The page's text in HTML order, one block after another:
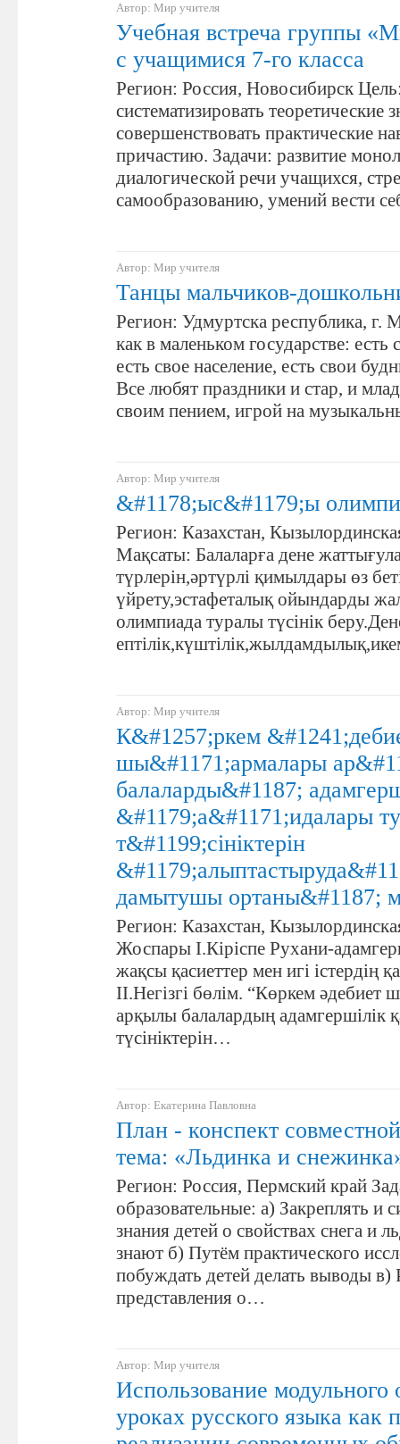
Автор: Мир учителя
Учебная встреча группы
с учащимися 7-го класса
Регион: Россия, Новосибирск
систематизировать теоретические
совершенствовать практические
причастию. Задачи: развитие
диалогической речи учащихся,
самообразованию, умений вести
Автор: Мир учителя
Танцы мальчиков-
Регион: Удмуртска республика, г.
как в маленьком государстве: есть
есть свое население, есть свои
Все любят праздники и стар, и
своим пением, игрой на
Автор: Мир учителя
&#1178;ыс&#1179;ы
Регион: Казахстан,
Мақсаты: Балаларға дене
түрлерін,әртүрлі қимылдары өз
үйрету,эстафеталық ойындарды
олимпиада туралы түсінік
Автор: Мир учителя
К&#1257;ркем
шы&#1171;армалары
балаларды&#1187;
&#1179;а&#1171;идалары
т&#1199;сініктерін
дамытушы ортаны&#1187;
Регион: Казахстан,
Жоспары I.Кіріспе Рухани-
жақсы қасиеттер мен игі істердің
II.Негізгі бөлім. “Көркем әдебиет
арқылы балалардың адамгершілік
түсініктерін…
Автор: Екатерина Павловна
План - конспект
тема: «Льдинка и
Регион: Россия, Пермский край
образовательные: а) Закреплять и
знания детей о свойствах снега и
знают б) Путём практического
побуждать детей делать выводы в)
представления о…
Автор: Мир учителя
Использование модульного
уроках русского языка как